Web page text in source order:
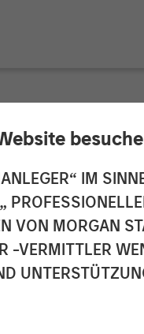
IM
VON MORGAN
-VERMITTLER
Pro